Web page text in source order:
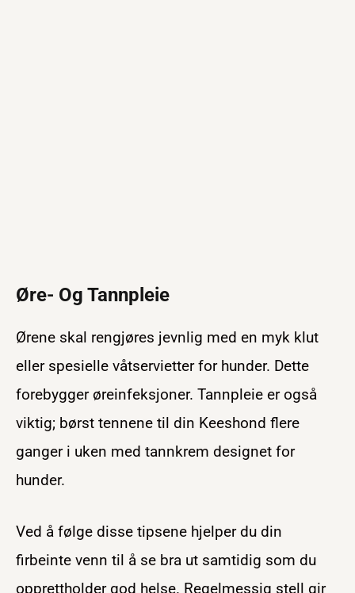
Øre- Og Tannpleie
Ørene skal rengjøres jevnlig med en myk klut
eller spesielle våtservietter for hunder. Dette
forebygger øreinfeksjoner. Tannpleie er også
viktig; børst tennene til din Keeshond flere
ganger i uken med tannkrem designet for
hunder.
Ved å følge disse tipsene hjelper du din
firbeinte venn til å se bra ut samtidig som du
opprettholder god helse. Regelmessig stell gir